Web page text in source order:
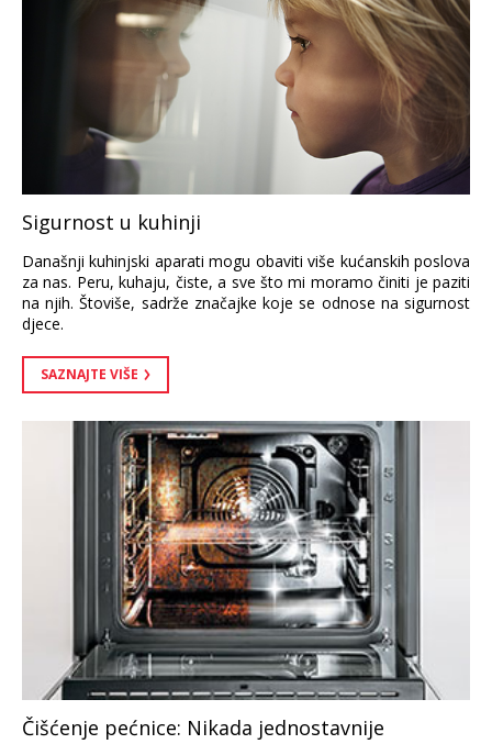
Sigurnost u kuhinji
Današnji kuhinjski aparati mogu obaviti više kućanskih poslova
za nas. Peru, kuhaju, čiste, a sve što mi moramo činiti je paziti
na njih. Štoviše, sadrže značajke koje se odnose na sigurnost
djece.
SAZNAJTE VIŠE
Čišćenje pećnice: Nikada jednostavnije